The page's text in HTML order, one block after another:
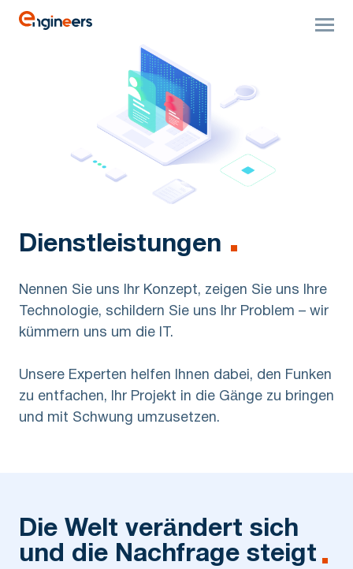
Dienstleistungen
Nennen Sie uns Ihr Konzept, zeigen Sie uns Ihre
Technologie, schildern Sie uns Ihr Problem – wir
kümmern uns um die IT.
Unsere Experten helfen Ihnen dabei, den Funken
zu entfachen, Ihr Projekt in die Gänge zu bringen
und mit Schwung umzusetzen.
Die Welt verändert sich
und die Nachfrage steigt